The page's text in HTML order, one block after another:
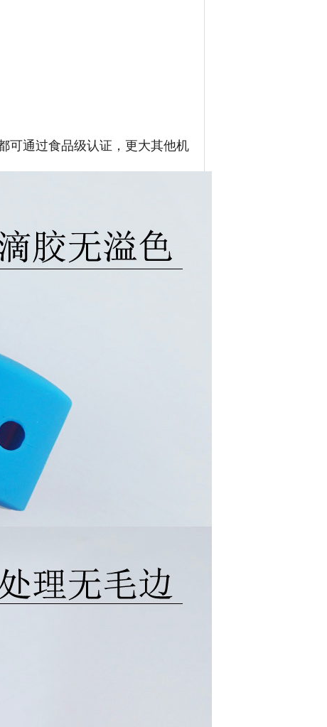
可通过食品级认证，更大其他机